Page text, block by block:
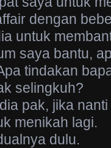
dengan
untuk
saya bantu,
tindakan
selingkuh?
pak, jika
menikah lagi.
dulu.